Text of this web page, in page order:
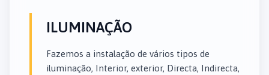
ILUMINAÇÃO
Fazemos a instalação de vários tipos de
iluminação, Interior, exterior, Directa, Indirecta,